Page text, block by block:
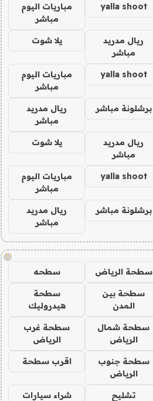
yalla shoot
مباريات اليوم
مباشر
ريال مدريد
مباشر
يلا شوت
yalla shoot
مباريات اليوم
مباشر
برشلونة مباشر
ريال مدريد
مباشر
ريال مدريد
مباشر
يلا شوت
yalla shoot
مباريات اليوم
مباشر
برشلونة مباشر
ريال مدريد
مباشر
!
سطحة الرياض سطحه
سطحة بين
المدن
سطحة
هيدروليك
سطحة شمال
الرياض
سطحة غرب
الرياض
سطحة جنوب
الرياض
اقرب سطحة
تشليح
شراء سيارات